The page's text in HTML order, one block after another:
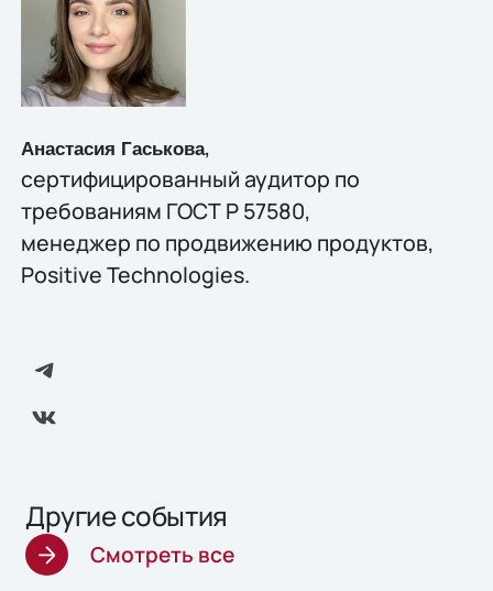
Анастасия Гаськова,
сертифицированный аудитор по
требованиям ГОСТ Р 57580,
менеджер по продвижению продуктов,
Positive Technologies.
Другие события
Смотреть все